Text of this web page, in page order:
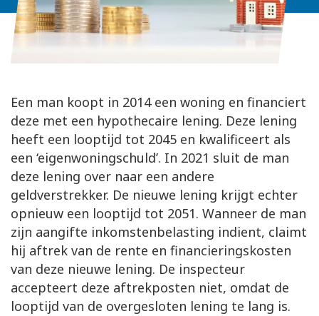
Een man koopt in 2014 een woning en financiert
deze met een hypothecaire lening. Deze lening
heeft een looptijd tot 2045 en kwalificeert als
een ‘eigenwoningschuld’. In 2021 sluit de man
deze lening over naar een andere
geldverstrekker. De nieuwe lening krijgt echter
opnieuw een looptijd tot 2051. Wanneer de man
zijn aangifte inkomstenbelasting indient, claimt
hij aftrek van de rente en financieringskosten
van deze nieuwe lening. De inspecteur
accepteert deze aftrekposten niet, omdat de
looptijd van de overgesloten lening te lang is.